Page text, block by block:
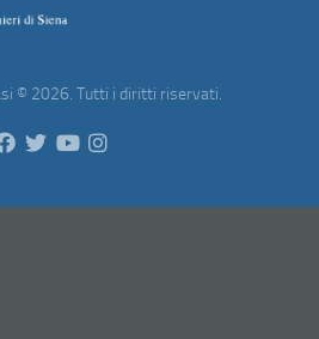
© 2026. Tutti i diritti riservati.